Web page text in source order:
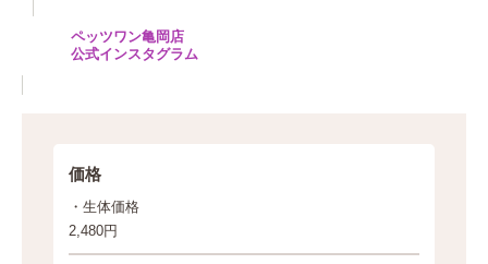
ei
ペッツワン亀岡店
公式インスタグラム
価格
・生体価格
2,480円